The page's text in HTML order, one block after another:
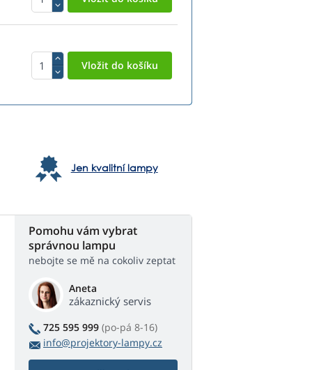
Jen kvalitní lampy
Pomohu vám vybrat
správnou lampu
nebojte se mě na cokoliv zeptat
Aneta
zákaznický servis
725 595 999 (po-pá 8-16)
info@projektory-lampy.cz